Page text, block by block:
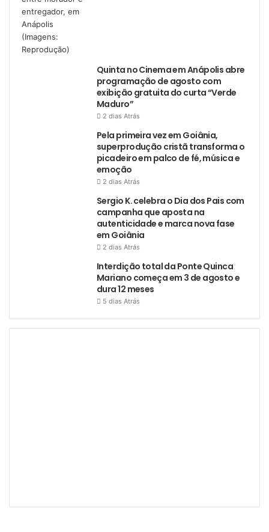
Quinta no Cinema em Anápolis abre
programação de agosto com
exibição gratuita do curta “Verde
Maduro”
2 dias Atrás
Pela primeira vez em Goiânia,
superprodução cristã transforma o
picadeiro em palco de fé, música e
emoção
2 dias Atrás
Sergio K. celebra o Dia dos Pais com
campanha que aposta na
autenticidade e marca nova fase
em Goiânia
2 dias Atrás
Interdição total da Ponte Quinca
Mariano começa em 3 de agosto e
dura 12 meses
5 dias Atrás